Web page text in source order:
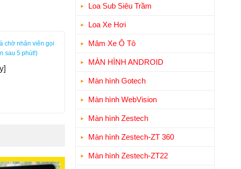
Loa Sub Siêu Trầm
Loa Xe Hơi
Mâm Xe Ô Tô
MÀN HÌNH ANDROID
Màn hình Gotech
Màn hình WebVision
Màn hình Zestech
Màn hình Zestech-ZT 360
Màn hình Zestech-ZT22
chờ nhân viên gọi
sau 5 phút!)